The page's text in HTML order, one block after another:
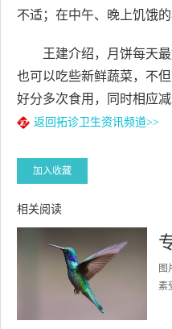
不适；在中午、晚上饥饿
王建介绍，月饼每天
也可以吃些新鲜蔬菜，不
好分多次食用，同时相应
返回拓诊卫生资讯频道>>
加入收藏
相关阅读
图
素